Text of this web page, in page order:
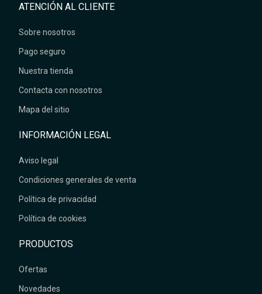
ATENCIÓN AL CLIENTE
Sobre nosotros
Pago seguro
Nuestra tienda
Contacta con nosotros
Mapa del sitio
INFORMACIÓN LEGAL
Aviso legal
Condiciones generales de venta
Política de privacidad
Política de cookies
PRODUCTOS
Ofertas
Novedades